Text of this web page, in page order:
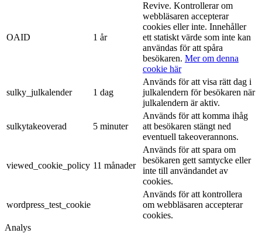
OAID 1 år
Revive. Kontrollerar om
webbläsaren accepterar
cookies eller inte. Innehåller
ett statiskt värde som inte kan
användas för att spåra
besökaren. Mer om denna
cookie här
sulky_julkalender 1 dag
Används för att visa rätt dag i
julkalendern för besökaren när
julkalendern är aktiv.
sulkytakeoverad 5 minuter
Används för att komma ihåg
att besökaren stängt ned
eventuell takeoverannons.
viewed_cookie_policy 11 månader
Används för att spara om
besökaren gett samtycke eller
inte till användandet av
cookies.
wordpress_test_cookie
Används för att kontrollera
om webbläsaren accepterar
cookies.
Analys